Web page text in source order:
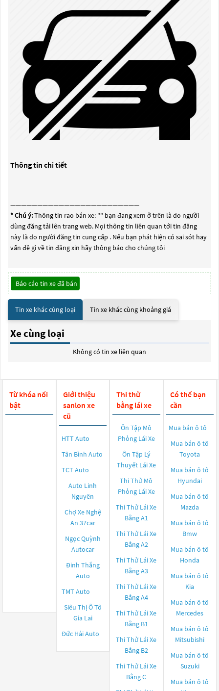
Thông tin chi tiết
————————————————————————
* Chú ý:Thông tin rao bán xe: "" bạn đang xem ở trên là do người
dùng đăng tải lên trang web. Mọi thông tin liên quan tới tin đăng
này là do người đăng tin cung cấp . Nếu bạn phát hiện có sai sót hay
vấn đề gì về tin đăng xin hãy thông báo cho chúng tôi
Báo cáo tin xe đã bán
Tin xe khác cùng loại Tin xe khác cùng khoảng giá
Xe cùng loại
Không có tin xe liên quan
Từ khóa nổi
bật
Giới thiệu
sanlon xe
cũ
HTT Auto
Tân Bình Auto
TCT Auto
Auto Linh
Nguyên
Chợ Xe Nghệ
An 37car
Ngọc Quỳnh
Autocar
Đinh Thắng
Auto
TMT Auto
Siêu Thị Ô Tô
Gia Lai
Đức Hải Auto
Thi thử
bằng lái xe
Ôn Tập Mô
Phỏng Lái Xe
Ôn Tập Lý
Thuyết Lái Xe
Thi Thử Mô
Phỏng Lái Xe
Thi Thử Lái Xe
Bằng A1
Thi Thử Lái Xe
Bằng A2
Thi Thử Lái Xe
Bằng A3
Thi Thử Lái Xe
Bằng A4
Thi Thử Lái Xe
Bằng B1
Thi Thử Lái Xe
Bằng B2
Thi Thử Lái Xe
Bằng C
Có thể bạn
cần
Mua bán ô tô
Mua bán ô tô
Toyota
Mua bán ô tô
Hyundai
Mua bán ô tô
Mazda
Mua bán ô tô
Bmw
Mua bán ô tô
Honda
Mua bán ô tô
Kia
Mua bán ô tô
Mercedes
Mua bán ô tô
Mitsubishi
Mua bán ô tô
Suzuki
Mua bán ô tô